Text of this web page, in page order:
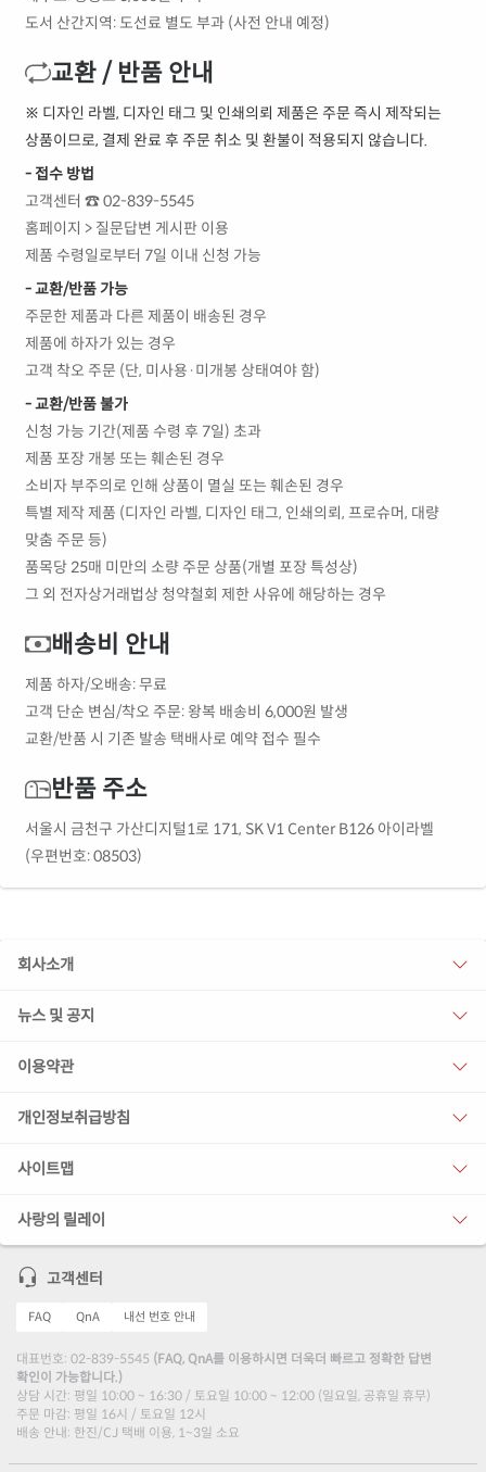
도서 산간지역: 도선료 별도 부과 (사전 안내 예정)
교환 / 반품 안내
※ 디자인 라벨, 디자인 태그 및 인쇄의뢰 제품은 주문 즉시 제작되는
상품이므로, 결제 완료 후 주문 취소 및 환불이 적용되지 않습니다.
- 접수 방법
고객센터 ☎ 02-839-5545
홈페이지 > 질문답변 게시판 이용
제품 수령일로부터 7일 이내 신청 가능
- 교환/반품 가능
주문한 제품과 다른 제품이 배송된 경우
제품에 하자가 있는 경우
고객 착오 주문 (단, 미사용·미개봉 상태여야 함)
- 교환/반품 불가
신청 가능 기간(제품 수령 후 7일) 초과
제품 포장 개봉 또는 훼손된 경우
소비자 부주의로 인해 상품이 멸실 또는 훼손된 경우
특별 제작 제품 (디자인 라벨, 디자인 태그, 인쇄의뢰, 프로슈머, 대량
맞춤 주문 등)
품목당 25매 미만의 소량 주문 상품(개별 포장 특성상)
그 외 전자상거래법상 청약철회 제한 사유에 해당하는 경우
배송비 안내
제품 하자/오배송: 무료
고객 단순 변심/착오 주문: 왕복 배송비 6,000원 발생
교환/반품 시 기존 발송 택배사로 예약 접수 필수
반품 주소
서울시 금천구 가산디지털1로 171, SK V1 Center B126 아이라벨
(우편번호: 08503)
회사소개
뉴스 및 공지
이용약관
개인정보취급방침
사이트맵
사랑의 릴레이
고객센터
FAQ QnA 내선 번호 안내
대표번호: 02-839-5545 (FAQ, QnA를 이용하시면 더욱더 빠르고 정확한 답변
확인이 가능합니다.)
상담 시간: 평일 10:00 ~ 16:30 / 토요일 10:00 ~ 12:00 (일요일, 공휴일 휴무)
주문 마감: 평일 16시 / 토요일 12시
배송 안내: 한진/CJ 택배 이용, 1~3일 소요